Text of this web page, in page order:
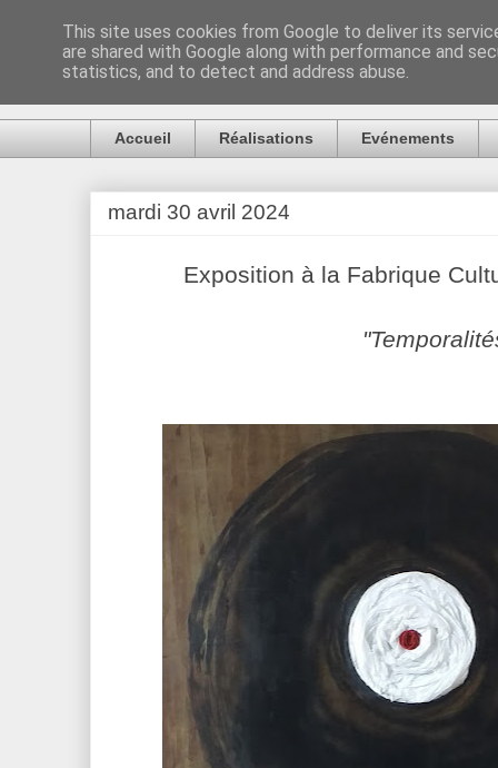
Artiste Auck
Accueil Réalisations Evénements
mardi 30 avril 2024
Exposition à la Fabrique
This site uses cookies from Google to deliver its
are shared with Google along with performance and
statistics, and to detect and address abuse.